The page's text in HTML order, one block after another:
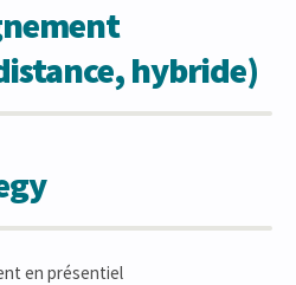
hybride)
en présentiel